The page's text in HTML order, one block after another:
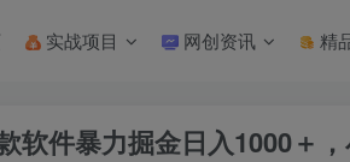
实战项目 网创资讯 精
软件暴力掘金日入1000＋